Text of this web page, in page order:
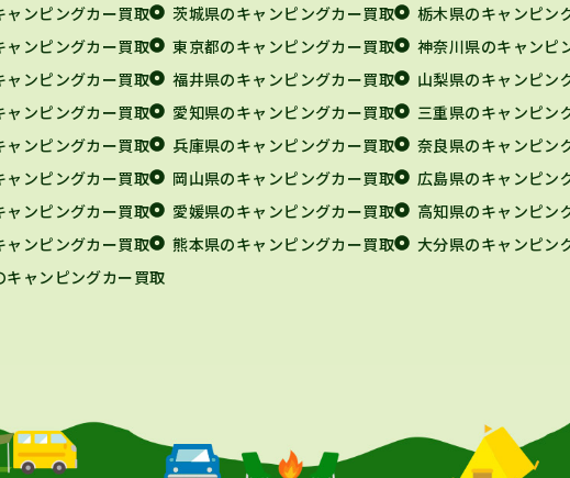
ャンピングカー買取 茨城県のキャンピングカー買取
栃木県のキャンピン
ャンピングカー買取 東京都のキャンピングカー買取
神奈川県のキャンピ
ャンピングカー買取 福井県のキャンピングカー買取
山梨県のキャンピン
ャンピングカー買取 愛知県のキャンピングカー買取
三重県のキャンピン
ャンピングカー買取 兵庫県のキャンピングカー買取
奈良県のキャンピン
ャンピングカー買取 岡山県のキャンピングカー買取
広島県のキャンピン
ャンピングカー買取 愛媛県のキャンピングカー買取
高知県のキャンピン
ャンピングカー買取 熊本県のキャンピングカー買取
大分県のキャンピン
キャンピングカー買取